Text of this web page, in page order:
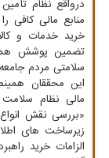
درواقع نظام
منابع مالی کافی
خرید خدمات و
تضمین پوشش
سلامتی مردم
این محققان
مالی نظام سلامت
«بررسی نقش
زیرساخت های
الزامات خرید